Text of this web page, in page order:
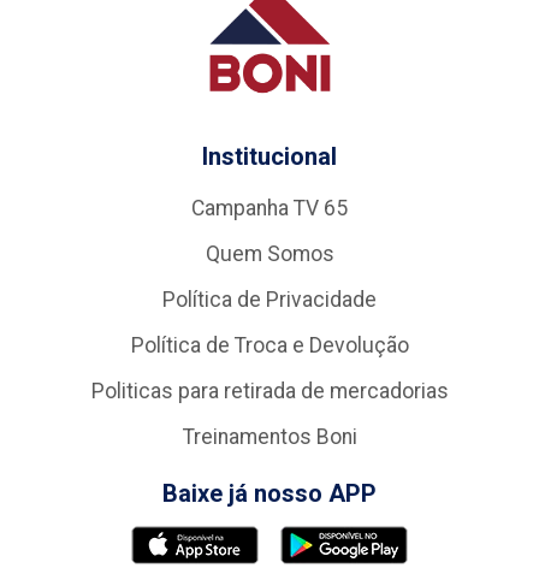
Institucional
Campanha TV 65
Quem Somos
Política de Privacidade
Política de Troca e Devolução
Politicas para retirada de mercadorias
Treinamentos Boni
Baixe já nosso APP